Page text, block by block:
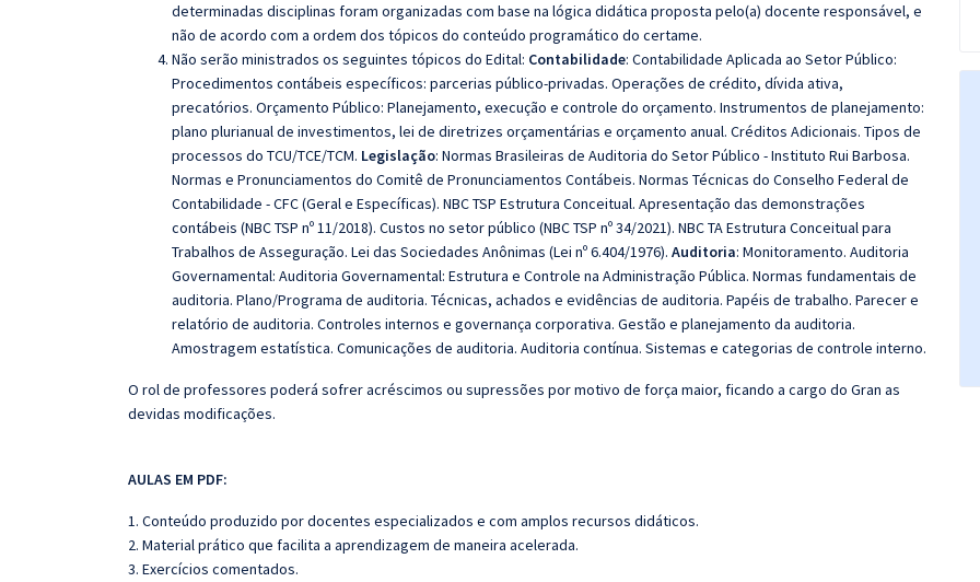
determinadas disciplinas foram organizadas com base na lógica didática proposta pelo(a) docente responsável, e
não de acordo com a ordem dos tópicos do conteúdo programático do certame.
Não serão ministrados os seguintes tópicos do Edital: Contabilidade: Contabilidade Aplicada ao Setor Público:
Procedimentos contábeis específicos: parcerias público-privadas. Operações de crédito, dívida ativa,
precatórios. Orçamento Público: Planejamento, execução e controle do orçamento. Instrumentos de planejamento:
plano plurianual de investimentos, lei de diretrizes orçamentárias e orçamento anual. Créditos Adicionais. Tipos de
processos do TCU/TCE/TCM. Legislação: Normas Brasileiras de Auditoria do Setor Público - Instituto Rui Barbosa.
Normas e Pronunciamentos do Comitê de Pronunciamentos Contábeis. Normas Técnicas do Conselho Federal de
Contabilidade - CFC (Geral e Específicas). NBC TSP Estrutura Conceitual. Apresentação das demonstrações
contábeis (NBC TSP nº 11/2018). Custos no setor público (NBC TSP nº 34/2021). NBC TA Estrutura Conceitual para
Trabalhos de Asseguração. Lei das Sociedades Anônimas (Lei nº 6.404/1976). Auditoria: Monitoramento. Auditoria
Governamental: Auditoria Governamental: Estrutura e Controle na Administração Pública. Normas fundamentais de
auditoria. Plano/Programa de auditoria. Técnicas, achados e evidências de auditoria. Papéis de trabalho. Parecer e
relatório de auditoria. Controles internos e governança corporativa. Gestão e planejamento da auditoria.
Amostragem estatística. Comunicações de auditoria. Auditoria contínua. Sistemas e categorias de controle interno.
O rol de professores poderá sofrer acréscimos ou supressões por motivo de força maior, ficando a cargo do Gran as
devidas modificações.
AULAS EM PDF:
1. Conteúdo produzido por docentes especializados e com amplos recursos didáticos.
2. Material prático que facilita a aprendizagem de maneira acelerada.
3. Exercícios comentados.